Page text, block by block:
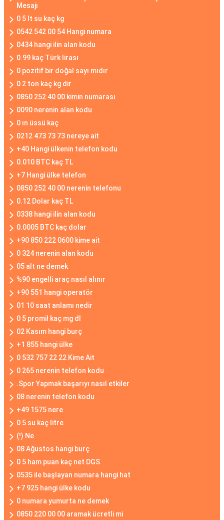
Mesajı
0 5 lt su kaç kg
0542 542 00 54 Hangi numara
0434 hangi ilin alan kodu
0.99 kaç Türk lirası
0 pozitif bir doğal sayı mıdır
0 2 ton kaç kg dir
0850 252 40 00 kimin numarası
0090 nerenin alan kodu
0 ın üssü kaç
0212 473 73 73 nereye ait
+40 Hangi ülkenin telefon kodu
0.010 BTC kaç TL
+7 Hangi ülke telefon
0850 252 40 00 nerenin telefonu
0.12 Dolar kaç TL
0338 hangi ilin alan kodu
0.0005 BTC kaç dolar
+90 850 222 0600 kime ait
0 324 nerenin alan kodu
05 alt ne demek
%90 engelli araç nasıl alınır
+90 551 hangi operatör
01 10 saat anlamı nedir
0 5 promil kaç mg dl
02 Kasım hangi burç
+1 855 hangi ülke
0 532 757 22 22 Kime Ait
0 265 nerenin telefon kodu
.Spor Yapmak başarıyı nasıl etkiler
08 nerenin telefon kodu
+49 1575 nere
0 5 su kaç litre
(!) Ne
08 Ağustos hangi burç
0 5 ham puan kaç net DGS
0535 ile başlayan numara hangi hat
+7 925 hangi ülke kodu
0 numara yumurta ne demek
0850 220 00 00 aramak ücretli mi